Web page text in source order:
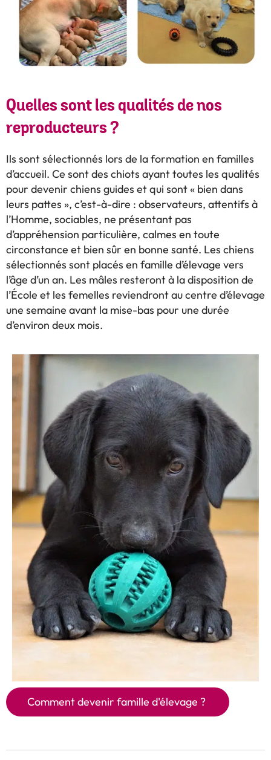
Quelles sont les qualités de nos
reproducteurs ?
Ils sont sélectionnés lors de la formation en familles
d’accueil. Ce sont des chiots ayant toutes les qualités
pour devenir chiens guides et qui sont « bien dans
leurs pattes », c’est-à-dire : observateurs, attentifs à
l’Homme, sociables, ne présentant pas
d’appréhension particulière, calmes en toute
circonstance et bien sûr en bonne santé. Les chiens
sélectionnés sont placés en famille d’élevage vers
l’âge d’un an. Les mâles resteront à la disposition de
l’École et les femelles reviendront au centre d’élevage
une semaine avant la mise-bas pour une durée
d’environ deux mois.
Comment devenir famille d'élevage ?